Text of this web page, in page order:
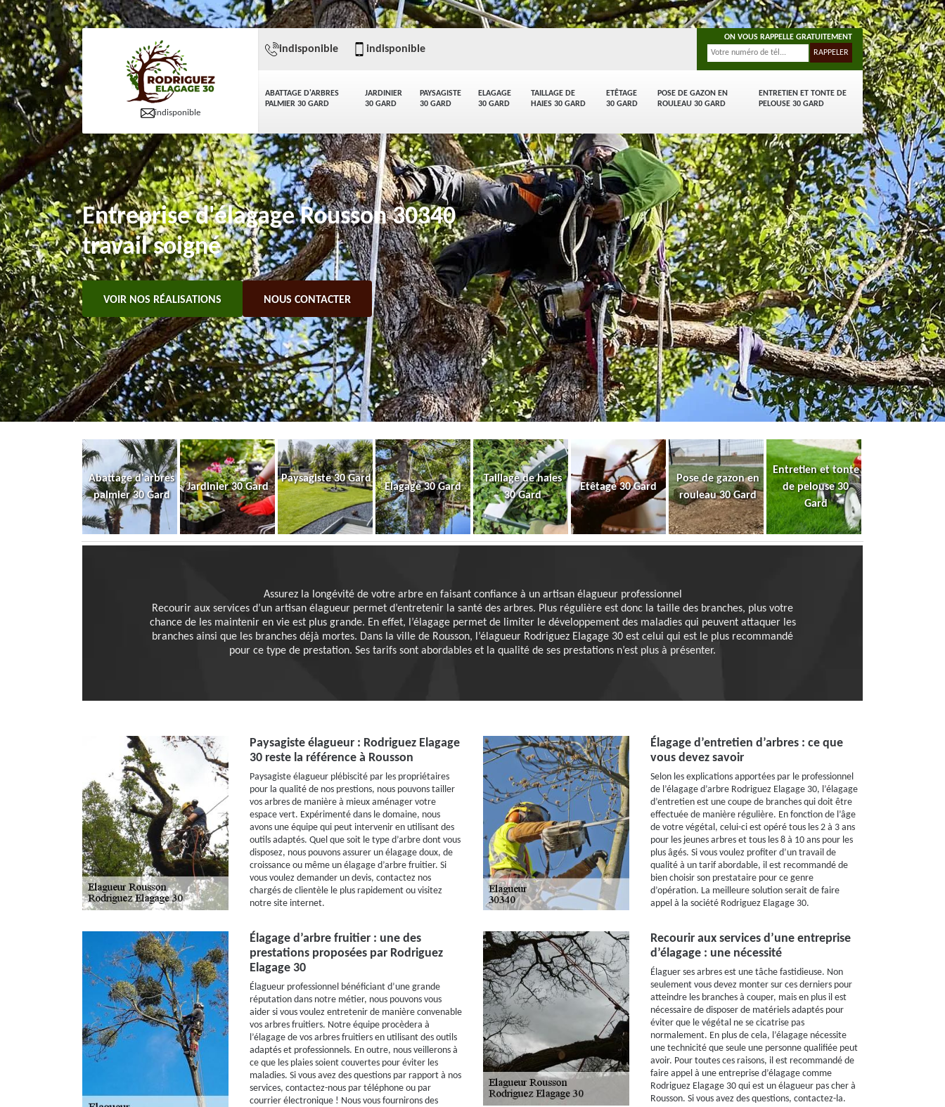
indisponible
ABATTAGE D'ARBRES
PALMIER 30 GARD
JARDINIER
30 GARD
PAYSAGISTE
30 GARD
ELAGAGE
30 GARD
TAILLAGE DE
HAIES 30 GARD
ETÊTAGE
30 GARD
POSE DE GAZON EN
ROULEAU 30 GARD
ENTRETIEN ET TONTE DE
PELOUSE 30 GARD
indisponible indisponible
ON VOUS RAPPELLE GRATUITEMENT
Entreprise d'élagage Rousson 30340
travail soigné
VOIR NOS RÉALISATIONS NOUS CONTACTER
Abattage d'arbres
palmier 30 Gard
Jardinier 30 Gard
Paysagiste 30 Gard
Elagage 30 Gard
Taillage de haies
30 Gard
Etêtage 30 Gard
Pose de gazon en
rouleau 30 Gard
Entretien et tonte
de pelouse 30
Gard
Assurez la longévité de votre arbre en faisant confiance à un artisan élagueur professionnel
Recourir aux services d’un artisan élagueur permet d’entretenir la santé des arbres. Plus régulière est donc la taille des branches, plus votre
chance de les maintenir en vie est plus grande. En effet, l’élagage permet de limiter le développement des maladies qui peuvent attaquer les
branches ainsi que les branches déjà mortes. Dans la ville de Rousson, l’élagueur Rodriguez Elagage 30 est celui qui est le plus recommandé
pour ce type de prestation. Ses tarifs sont abordables et la qualité de ses prestations n’est plus à présenter.
Paysagiste élagueur : Rodriguez Elagage
30 reste la référence à Rousson
Paysagiste élagueur plébiscité par les propriétaires
pour la qualité de nos prestions, nous pouvons tailler
vos arbres de manière à mieux aménager votre
espace vert. Expérimenté dans le domaine, nous
avons une équipe qui peut intervenir en utilisant des
outils adaptés. Quel que soit le type d’arbre dont vous
disposez, nous pouvons assurer un élagage doux, de
croissance ou même un élagage d’arbre fruitier. Si
vous voulez demander un devis, contactez nos
chargés de clientèle le plus rapidement ou visitez
notre site internet.
Élagage d’entretien d’arbres : ce que
vous devez savoir
Selon les explications apportées par le professionnel
de l’élagage d’arbre Rodriguez Elagage 30, l’élagage
d’entretien est une coupe de branches qui doit être
effectuée de manière régulière. En fonction de l’âge
de votre végétal, celui-ci est opéré tous les 2 à 3 ans
pour les jeunes arbres et tous les 8 à 10 ans pour les
plus âgés. Si vous voulez profiter d’un travail de
qualité à un tarif abordable, il est recommandé de
bien choisir son prestataire pour ce genre
d’opération. La meilleure solution serait de faire
appel à la société Rodriguez Elagage 30.
Élagage d’arbre fruitier : une des
prestations proposées par Rodriguez
Elagage 30
Élagueur professionnel bénéficiant d’une grande
réputation dans notre métier, nous pouvons vous
aider si vous voulez entretenir de manière convenable
vos arbres fruitiers. Notre équipe procèdera à
l’élagage de vos arbres fruitiers en utilisant des outils
adaptés et professionnels. En outre, nous veillerons à
ce que les plaies soient couvertes pour éviter les
maladies. Si vous avez des questions par rapport à nos
services, contactez-nous par téléphone ou par
courrier électronique ! Nous vous fournirons des
Recourir aux services d’une entreprise
d’élagage : une nécessité
Élaguer ses arbres est une tâche fastidieuse. Non
seulement vous devez monter sur ces derniers pour
atteindre les branches à couper, mais en plus il est
nécessaire de disposer de matériels adaptés pour
éviter que le végétal ne se cicatrise pas
normalement. En plus de cela, l’élagage nécessite
une technicité que seule une personne qualifiée peut
avoir. Pour toutes ces raisons, il est recommandé de
faire appel à une entreprise d’élagage comme
Rodriguez Elagage 30 qui est un élagueur pas cher à
Rousson. Si vous avez des questions, contactez-la.